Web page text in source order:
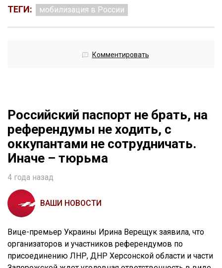
ТЕГИ: мобилизация в России
Комментировать
Российский паспорт не брать, на
референдумы не ходить, с
оккупантами не сотрудничать.
Иначе – тюрьма
4 года назад
ВАШИ НОВОСТИ
Вице-премьер Украины Ирина Верещук заявила, что
организаторов и участников референдумов по
присоединению ЛНР, ДНР Херсонской области и части